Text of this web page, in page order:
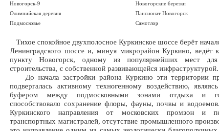
Новогорск-9
Новогорские березки
Олимпийская деревня
Пансионат Новогорск
Подмосковье
Самотлор
Тихое спокойное двухполосное Куркинское шоссе берёт
Ленинградского шоссе и, минуя микрорайон Куркино, ведёт
пункту Новогорск, одному из популярнейших мест для
строительства, с собственной развивающейся инфраструктурой.
До начала застройки района Куркино эти территории
подвергалась активному техногенному воздействию,
буфером между подмосковными зонами отдыха и
способствовало сохранение флоры, фауны, почвы и
Куркинского направления от московских промзон и
транспортных магистралей, отсутствие промышленного